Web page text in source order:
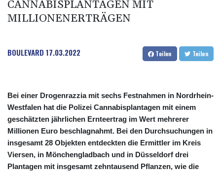
Falschinformationen
Rechter Hardliner De la Espriella als Kolumbiens Präsident
CANNABISPLANTAGEN MIT
MILLIONENERTRÄGEN
BOULEVARD 17.03.2022 Teilen Teilen
Bei einer Drogenrazzia mit sechs Festnahmen in Nordrhein-
Westfalen hat die Polizei Cannabisplantagen mit einem
geschätzten jährlichen Ernteertrag im Wert mehrerer
Millionen Euro beschlagnahmt. Bei den Durchsuchungen in
insgesamt 28 Objekten entdeckten die Ermittler im Kreis
Viersen, in Mönchengladbach und in Düsseldorf drei
Plantagen mit insgesamt zehntausend Pflanzen, wie die